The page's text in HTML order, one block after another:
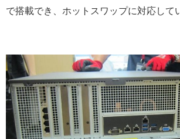
で搭載でき、ホットスワップに対応して